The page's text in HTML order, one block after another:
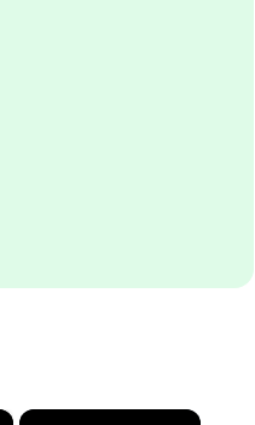
×